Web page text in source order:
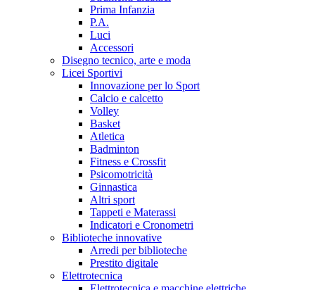
Prima Infanzia
P.A.
Luci
Accessori
Disegno tecnico, arte e moda
Licei Sportivi
Innovazione per lo Sport
Calcio e calcetto
Volley
Basket
Atletica
Badminton
Fitness e Crossfit
Psicomotricità
Ginnastica
Altri sport
Tappeti e Materassi
Indicatori e Cronometri
Biblioteche innovative
Arredi per biblioteche
Prestito digitale
Elettrotecnica